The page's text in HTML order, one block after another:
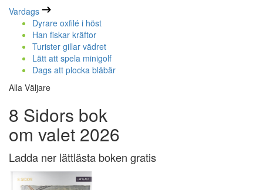
Vardags
Dyrare oxfilé i höst
Han fiskar kräftor
Turister gillar vädret
Lätt att spela minigolf
Dags att plocka blåbär
Alla Väljare
8 Sidors bok
om valet 2026
Ladda ner lättlästa boken gratis